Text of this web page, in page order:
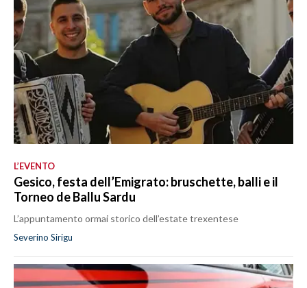
L’EVENTO
Gesico, festa dell’Emigrato: bruschette, balli e il
Torneo de Ballu Sardu
L’appuntamento ormai storico dell’estate trexentese
Severino Sirigu